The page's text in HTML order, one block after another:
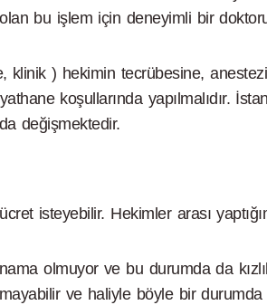
bu işlem için deneyimli bir
klinik ) hekimin tecrübesine,
koşullarında yapılmalıdır.
değişmektedir.
isteyebilir. Hekimler arası
olmuyor ve bu durumda da
ve haliyle böyle bir